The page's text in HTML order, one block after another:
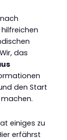
das
den Start
einiges zu
erfährst